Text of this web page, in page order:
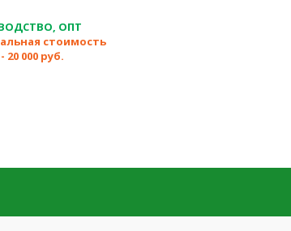
ОПТ
стоимость
20 000 руб.